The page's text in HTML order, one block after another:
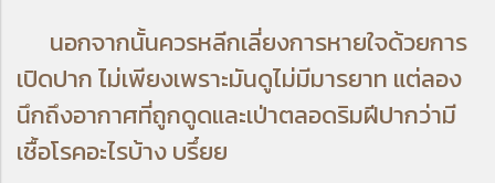
นอกจากนั้นควรหลีกเลี่ยงการหายใจด้วยการ
เปิดปาก ไม่เพียงเพราะมันดูไม่มีมารยาท แต่ลอง
นึกถึงอากาศที่ถูกดูดและเป่าตลอดริมฝีปากว่ามี
เชื้อโรคอะไรบ้าง บรึ๋ยย